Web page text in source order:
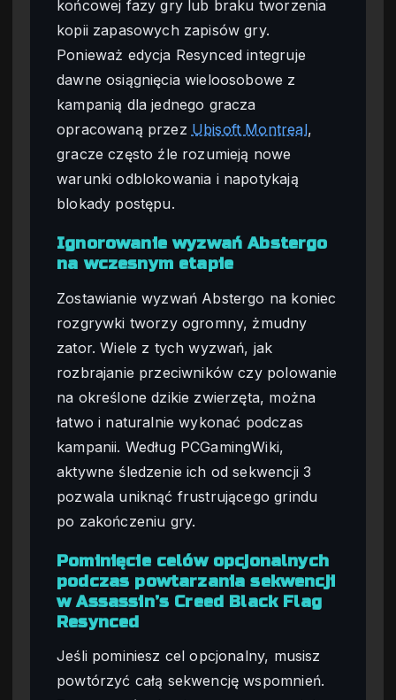
końcowej fazy gry lub braku tworzenia
kopii zapasowych zapisów gry.
Ponieważ edycja Resynced integruje
dawne osiągnięcia wieloosobowe z
kampanią dla jednego gracza
opracowaną przez Ubisoft Montreal,
gracze często źle rozumieją nowe
warunki odblokowania i napotykają
blokady postępu.
Ignorowanie wyzwań Abstergo
na wczesnym etapie
Zostawianie wyzwań Abstergo na koniec
rozgrywki tworzy ogromny, żmudny
zator. Wiele z tych wyzwań, jak
rozbrajanie przeciwników czy polowanie
na określone dzikie zwierzęta, można
łatwo i naturalnie wykonać podczas
kampanii. Według PCGamingWiki,
aktywne śledzenie ich od sekwencji 3
pozwala uniknąć frustrującego grindu
po zakończeniu gry.
Pominięcie celów opcjonalnych
podczas powtarzania sekwencji
w Assassin’s Creed Black Flag
Resynced
Jeśli pominiesz cel opcjonalny, musisz
powtórzyć całą sekwencję wspomnień.